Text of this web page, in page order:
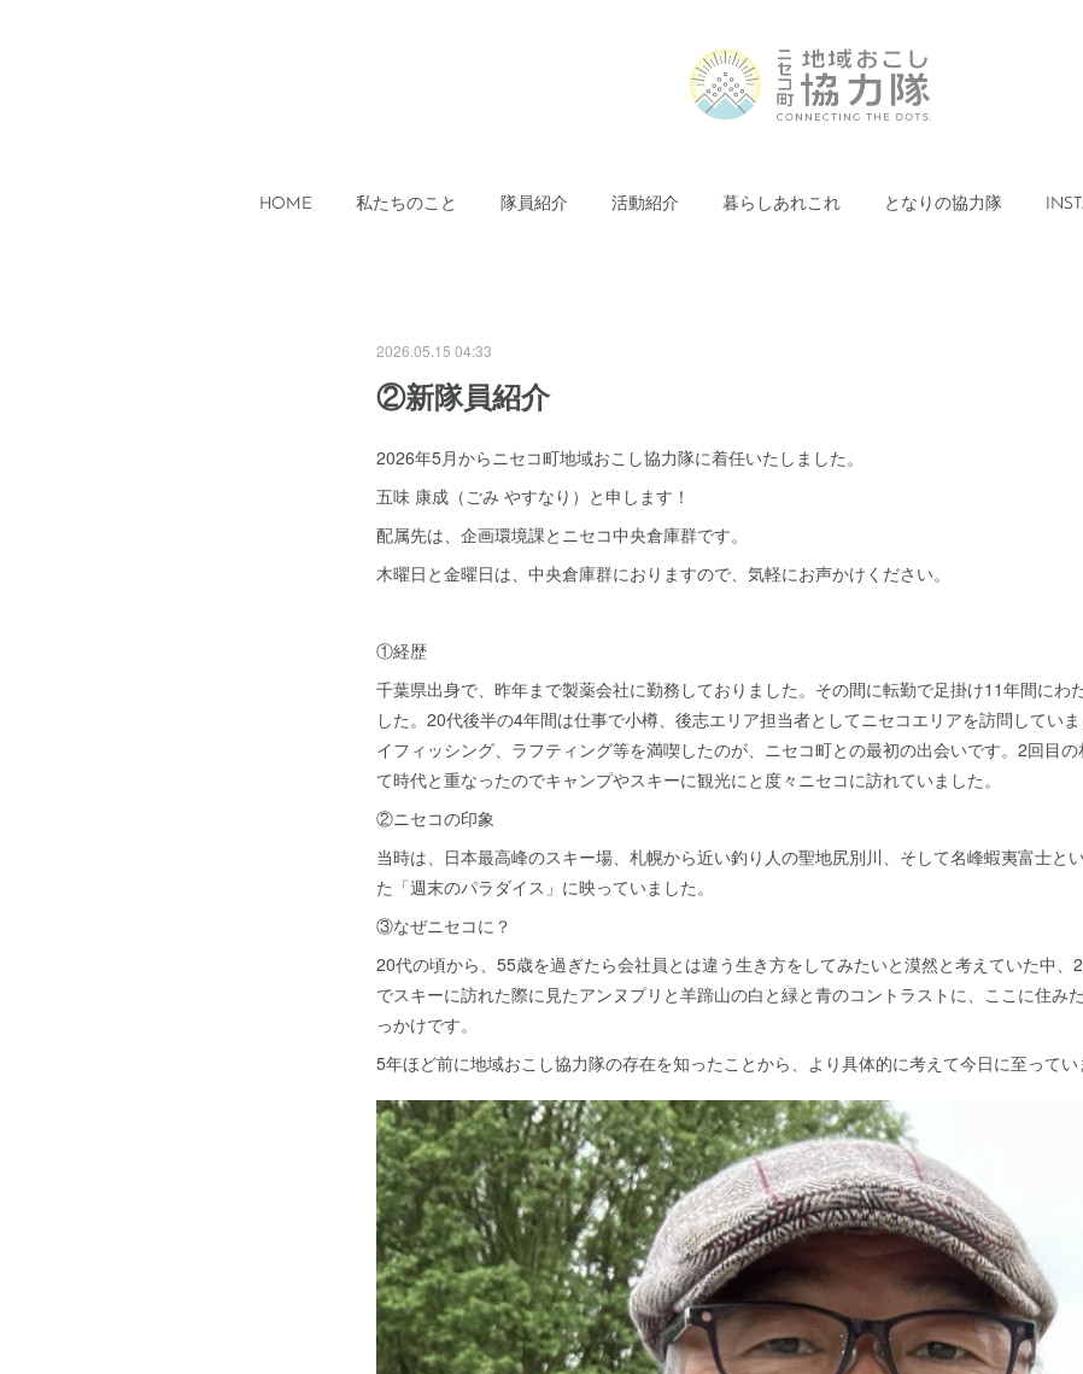
HOME 私たちのこと 隊員紹介 活動紹介 暮らしあれこれ となりの協力隊
2026.05.15 04:33
②新隊員紹介
2026年5月からニセコ町地域おこし協力隊に着任いたしました。
五味 康成（ごみ やすなり）と申します！
配属先は、企画環境課とニセコ中央倉庫群です。
木曜日と金曜日は、中央倉庫群におりますので、気軽にお声かけください。
①経歴
千葉県出身で、昨年まで製薬会社に勤務しておりました。その間に転勤で足掛け11年間にわ
した。20代後半の4年間は仕事で小樽、後志エリア担当者としてニセコエリアを訪問してい
イフィッシング、ラフティング等を満喫したのが、ニセコ町との最初の出会いです。2回目
て時代と重なったのでキャンプやスキーに観光にと度々ニセコに訪れていました。
②ニセコの印象
当時は、日本最高峰のスキー場、札幌から近い釣り人の聖地尻別川、そして名峰蝦夷富士と
た「週末のパラダイス」に映っていました。
③なぜニセコに？
20代の頃から、55歳を過ぎたら会社員とは違う生き方をしてみたいと漠然と考えていた中、
でスキーに訪れた際に見たアンヌプリと羊蹄山の白と緑と青のコントラストに、ここに住み
っかけです。
5年ほど前に地域おこし協力隊の存在を知ったことから、より具体的に考えて今日に至ってい